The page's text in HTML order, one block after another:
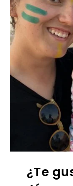
¿Te